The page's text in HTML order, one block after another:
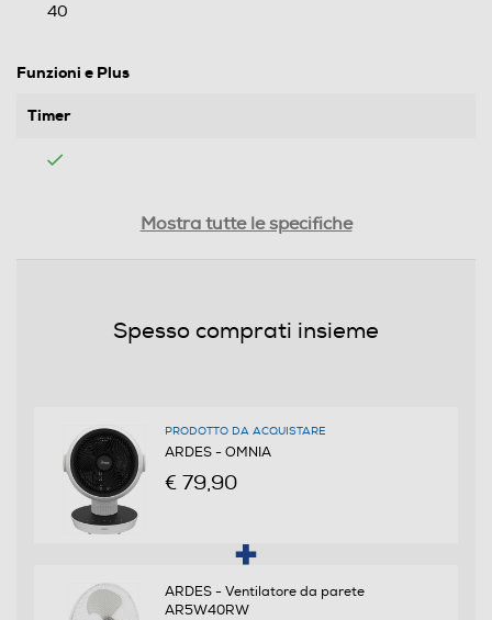
40
Funzioni e Plus
Timer
Display LCD
Mostra tutte le specifiche
Spesso comprati insieme
PRODOTTO DA ACQUISTARE
ARDES - OMNIA
€ 79,90
ARDES - Ventilatore da parete
AR5W40RW